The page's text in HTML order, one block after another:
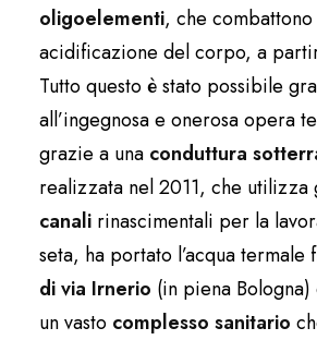
oligoelementi, che
acidificazione del corpo, a
Tutto questo è stato possibile
all’ingegnosa e onerosa opera
grazie a una conduttura
realizzata nel 2011, che utilizza
canali rinascimentali per la
seta, ha portato l’acqua termale
di via Irnerio (in piena
un vasto complesso sanitario